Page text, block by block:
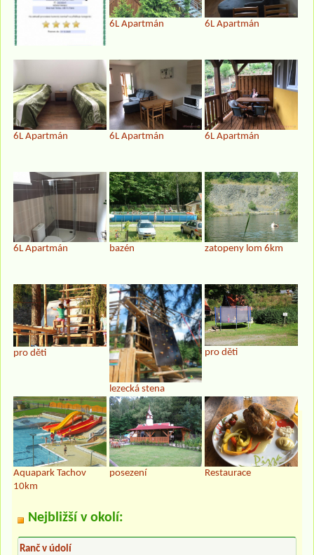
6L Apartmán 6L Apartmán
6L Apartmán 6L Apartmán 6L Apartmán
6L Apartmán bazén zatopeny lom 6km
pro děti
lezecká stena
pro děti
Aquapark Tachov
10km
posezení Restaurace
Nejbližší v okolí:
Ranč v údolí